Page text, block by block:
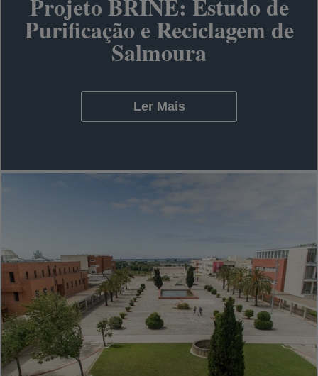
Projeto BRINE: Estudo de
Purificação e Reciclagem de
Salmoura
Ler Mais
opens in a new tab